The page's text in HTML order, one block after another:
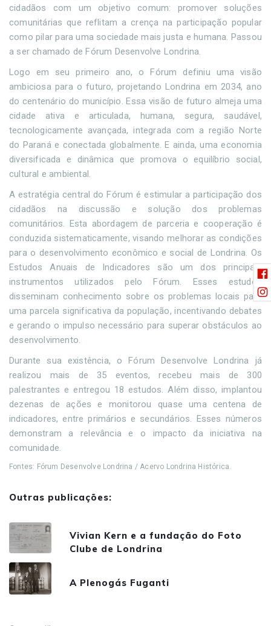
cidadãos com um objetivo comum: promover soluções
comunitárias que reflitam a crença na participação popular
como pilar para uma sociedade mais justa e humana. Passou
a ser chamado de Fórum Desenvolve Londrina.
Logo em seu primeiro ano, o Fórum definiu uma visão
ambiciosa para o futuro, projetando Londrina em 2034, ano
do centenário do município. Essa visão de futuro almeja uma
cidade ativa e articulada, humana, segura, saudável,
tecnologicamente avançada, integrada com a região Norte
do Paraná e conectada globalmente. E ainda, uma economia
diversificada e dinâmica que promova o equilíbrio social,
cultural e ambiental.
A estratégia central do Fórum é estimular a participação dos
cidadãos na discussão e solução dos problemas
comunitários. Esta abordagem de parceria e cooperação é
conduzida sistematicamente, visando melhorar as condições
para o desenvolvimento econômico e social de Londrina. Os
Estudos Anuais de Indicadores são um dos principais
instrumentos utilizados pelo Fórum. Esses estudos
disseminam conhecimento sobre os problemas locais para
uma parcela significativa da população, incentivando debates
e gerando o impulso necessário para superar obstáculos ao
desenvolvimento.
Durante sua existência, o Fórum Desenvolve Londrina já
realizou mais de 35 eventos, recebeu mais de 300
palestrantes e entregou 18 estudos. Além disso, implantou
dezenas de ações e monitorou quase uma centena de
indicadores, entre primários e secundários. Esses números
demonstram a relevância e o impacto da iniciativa na
comunidade.
Fontes: Fórum Desenvolve Londrina / Acervo Londrina Histórica.
Outras publicações:
Vivian Kern e a fundação do Foto
Clube de Londrina
A Plenogás Fuganti